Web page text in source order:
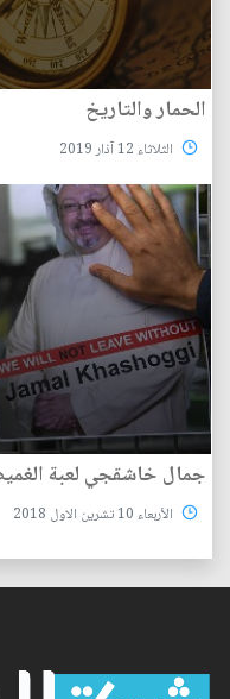
الحمار والتاريخ
الثلاثاء 12 آذار 2019
جمال خاشقجي لعبة
الأربعاء 10 تشرين الاول 2018